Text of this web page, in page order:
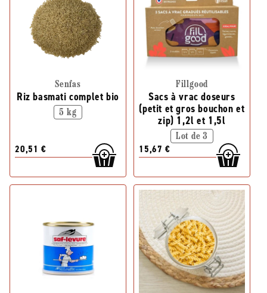
Senfas
Riz basmati complet bio
5 kg
20,51 €
Fillgood
Sacs à vrac doseurs
(petit et gros bouchon et
zip) 1,2l et 1,5l
Lot de 3
15,67 €